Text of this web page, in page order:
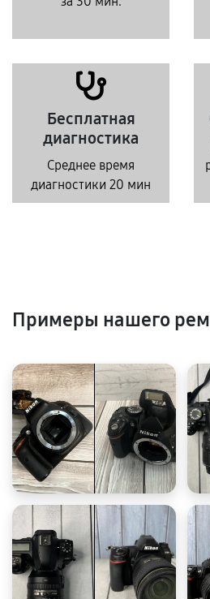
Бесплатная
диагностика
Среднее время
диагностики 20 мин
Примеры нашего